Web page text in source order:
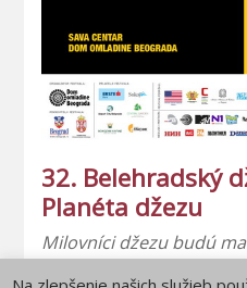
32. Belehradský
Planéta džezu
Milovníci džezu budú
októbra 2016, keď v